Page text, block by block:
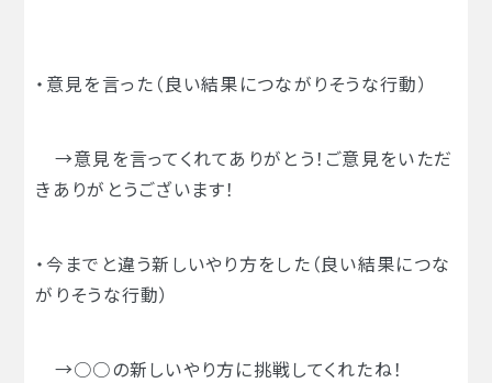
・意見を言った（良い結果につながりそうな行動）
→意見を言ってくれてありがとう！ご意見をいただ
きありがとうございます！
・今までと違う新しいやり方をした（良い結果につな
がりそうな行動）
→○○の新しいやり方に挑戦してくれたね！